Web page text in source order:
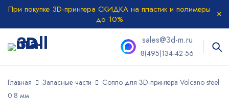
При покупке 3D-принтера СКИДКА на пластик и полимеры
до 10%
sales@3d-m.ru
8(495)134-42-56
Главная Запасные части
Сопло для 3D-принтера Volcano steel
0.8 мм